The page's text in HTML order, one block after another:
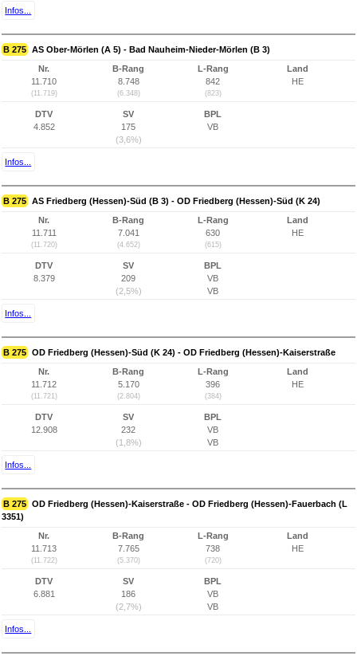
Infos...
B 275 AS Ober-Mörlen (A 5) - Bad Nauheim-Nieder-Mörlen (B 3)
Nr.
11.710
(11.719)
B-Rang
8.748
(6.348)
L-Rang
842
(823)
Land
HE
DTV
4.852
SV
175
(3,6%)
BPL
VB
Infos...
B 275 AS Friedberg (Hessen)-Süd (B 3) - OD Friedberg (Hessen)-Süd (K 24)
Nr.
11.711
(11.720)
B-Rang
7.041
(4.652)
L-Rang
630
(615)
Land
HE
DTV
8.379
SV
209
(2,5%)
BPL
VB
VB
Infos...
B 275 OD Friedberg (Hessen)-Süd (K 24) - OD Friedberg (Hessen)-Kaiserstraße
Nr.
11.712
(11.721)
B-Rang
5.170
(2.804)
L-Rang
396
(384)
Land
HE
DTV
12.908
SV
232
(1,8%)
BPL
VB
VB
Infos...
B 275 OD Friedberg (Hessen)-Kaiserstraße - OD Friedberg (Hessen)-Fauerbach (L
3351)
Nr.
11.713
(11.722)
B-Rang
7.765
(5.370)
L-Rang
738
(720)
Land
HE
DTV
6.881
SV
186
(2,7%)
BPL
VB
VB
Infos...